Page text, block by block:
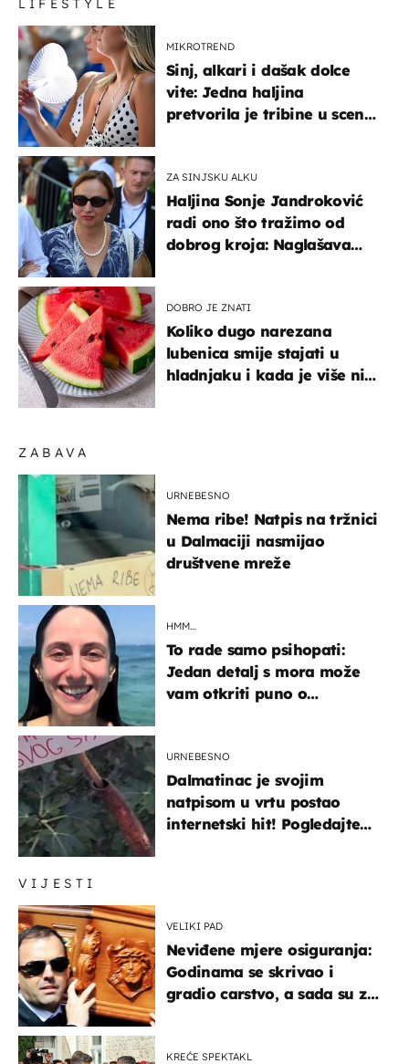
VIJESTI
VELIKI PAD
Neviđene mjere osiguranja:
Godinama se skrivao i
gradio carstvo, a sada su za
KREĆE SPEKTAKL
ZABAVA
URNEBESNO
Nema ribe! Natpis na tržnici
u Dalmaciji nasmijao
društvene mreže
HMM…
To rade samo psihopati:
Jedan detalj s mora može
vam otkriti puno o
URNEBESNO
Dalmatinac je svojim
natpisom u vrtu postao
internetski hit! Pogledajte
LIFESTYLE
MIKROTREND
Sinj, alkari i dašak dolce
vite: Jedna haljina
pretvorila je tribine u scenu
ZA SINJSKU ALKU
Haljina Sonje Jandroković
radi ono što tražimo od
dobrog kroja: Naglašava
DOBRO JE ZNATI
Koliko dugo narezana
lubenica smije stajati u
hladnjaku i kada je više nije